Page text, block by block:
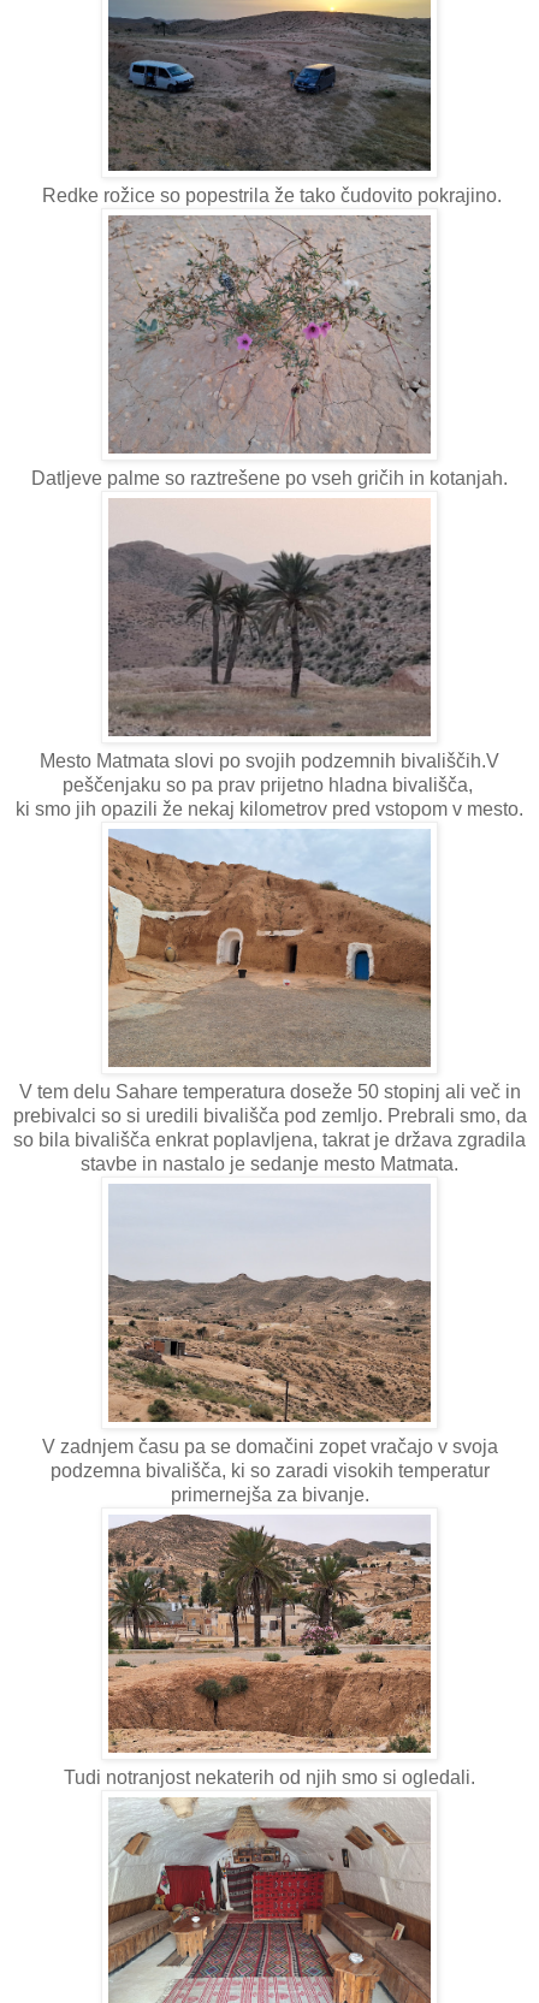
Redke rožice so popestrila že tako čudovito pokrajino.
Datljeve palme so raztrešene po vseh gričih in kotanjah.
Mesto Matmata slovi po svojih podzemnih bivališčih.V
peščenjaku so pa prav prijetno hladna bivališča,
ki smo jih opazili že nekaj kilometrov pred vstopom v mesto.
V tem delu Sahare temperatura doseže 50 stopinj ali več in
prebivalci so si uredili bivališča pod zemljo. Prebrali smo, da
so bila bivališča enkrat poplavljena, takrat je država zgradila
stavbe in nastalo je sedanje mesto Matmata.
V zadnjem času pa se domačini zopet vračajo v svoja
podzemna bivališča, ki so zaradi visokih temperatur
primernejša za bivanje.
Tudi notranjost nekaterih od njih smo si ogledali.